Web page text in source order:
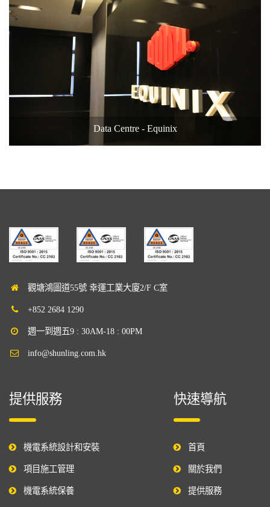
Data Centre - Equinix
觀塘鴻圖道55號 幸運工業大廈2/F C室
+852 2684 1290
週一到週五9 : 30AM-18 : 00PM
info@shunling.com.hk
提供服務
機電系統設計和安裝
項目施工管理
機電系統保養
快速導航
首頁
關於我們
提供服務